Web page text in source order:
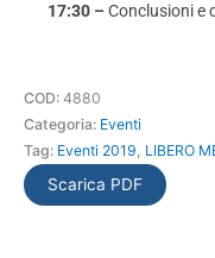
17:30 –Conclusioni e
COD: 4880
Categoria: Eventi
Tag: Eventi 2019, LIBERO
Scarica PDF